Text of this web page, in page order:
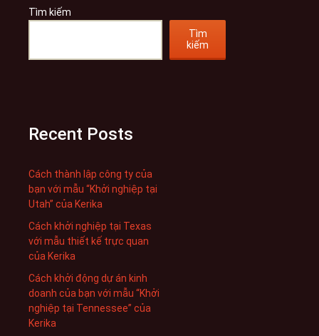
Tìm kiếm
Tìm
kiếm
Recent Posts
Cách thành lập công ty của
bạn với mẫu “Khởi nghiệp tại
Utah” của Kerika
Cách khởi nghiệp tại Texas
với mẫu thiết kế trực quan
của Kerika
Cách khởi động dự án kinh
doanh của bạn với mẫu “Khởi
nghiệp tại Tennessee” của
Kerika